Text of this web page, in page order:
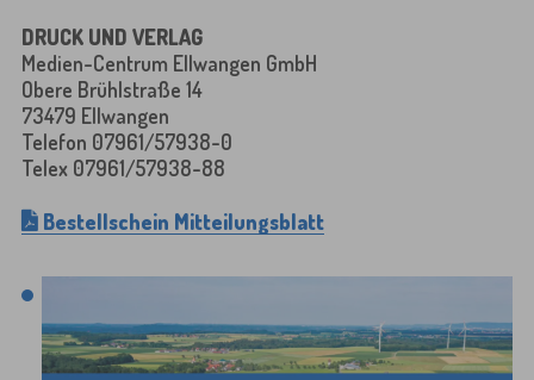
DRUCK UND VERLAG
Medien-Centrum Ellwangen GmbH
Obere Brühlstraße 14
73479 Ellwangen
Telefon 07961/57938-0
Telex 07961/57938-88
Bestellschein Mitteilungsblatt